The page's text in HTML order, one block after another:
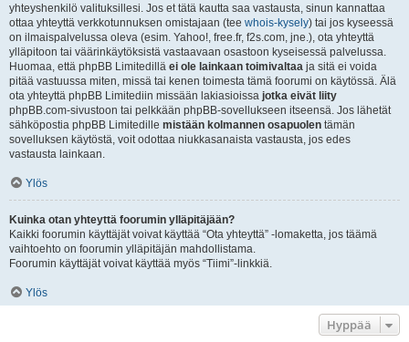
yhteyshenkilö valituksillesi. Jos et tätä kautta saa vastausta, sinun kannattaa
ottaa yhteyttä verkkotunnuksen omistajaan (tee whois-kysely) tai jos kyseessä
on ilmaispalvelussa oleva (esim. Yahoo!, free.fr, f2s.com, jne.), ota yhteyttä
ylläpitoon tai väärinkäytöksistä vastaavaan osastoon kyseisessä palvelussa.
Huomaa, että phpBB Limitedillä ei ole lainkaan toimivaltaa ja sitä ei voida
pitää vastuussa miten, missä tai kenen toimesta tämä foorumi on käytössä. Älä
ota yhteyttä phpBB Limitediin missään lakiasioissa jotka eivät liity
phpBB.com-sivustoon tai pelkkään phpBB-sovellukseen itseensä. Jos lähetät
sähköpostia phpBB Limitedille mistään kolmannen osapuolen tämän
sovelluksen käytöstä, voit odottaa niukkasanaista vastausta, jos edes
vastausta lainkaan.
Ylös
Kuinka otan yhteyttä foorumin ylläpitäjään?
Kaikki foorumin käyttäjät voivat käyttää “Ota yhteyttä” -lomaketta, jos täämä
vaihtoehto on foorumin ylläpitäjän mahdollistama.
Foorumin käyttäjät voivat käyttää myös “Tiimi”-linkkiä.
Ylös
Hyppää